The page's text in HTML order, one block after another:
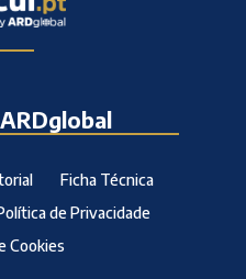
Ficha Técnica
de Privacidade
Cookies